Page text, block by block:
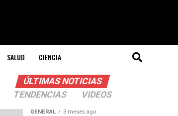
SALUD CIENCIA
ÚLTIMAS NOTICIAS
TENDENCIAS
VIDEOS
GENERAL 3 meses ago